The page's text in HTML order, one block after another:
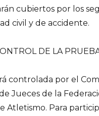
cubiertos por los
civil y de accidente.
DE LA
controlada por el
Jueces de la
Atletismo. Para